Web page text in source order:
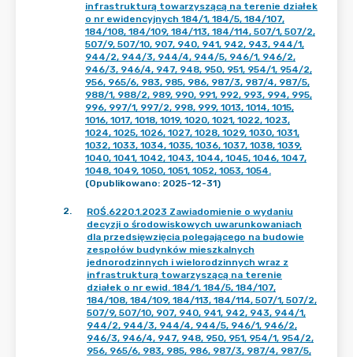
infrastrukturą towarzyszącą na terenie działek
o nr ewidencyjnych 184/1, 184/5, 184/107,
184/108, 184/109, 184/113, 184/114, 507/1, 507/2,
507/9, 507/10, 907, 940, 941, 942, 943, 944/1,
944/2, 944/3, 944/4, 944/5, 946/1, 946/2,
946/3, 946/4, 947, 948, 950, 951, 954/1, 954/2,
956, 965/6, 983, 985, 986, 987/3, 987/4, 987/5,
988/1, 988/2, 989, 990, 991, 992, 993, 994, 995,
996, 997/1, 997/2, 998, 999, 1013, 1014, 1015,
1016, 1017, 1018, 1019, 1020, 1021, 1022, 1023,
1024, 1025, 1026, 1027, 1028, 1029, 1030, 1031,
1032, 1033, 1034, 1035, 1036, 1037, 1038, 1039,
1040, 1041, 1042, 1043, 1044, 1045, 1046, 1047,
1048, 1049, 1050, 1051, 1052, 1053, 1054.
(Opublikowano: 2025-12-31)
2.
ROŚ.6220.1.2023 Zawiadomienie o wydaniu
decyzji o środowiskowych uwarunkowaniach
dla przedsięwzięcia polegającego na budowie
zespołów budynków mieszkalnych
jednorodzinnych i wielorodzinnych wraz z
infrastrukturą towarzyszącą na terenie
działek o nr ewid. 184/1, 184/5, 184/107,
184/108, 184/109, 184/113, 184/114, 507/1, 507/2,
507/9, 507/10, 907, 940, 941, 942, 943, 944/1,
944/2, 944/3, 944/4, 944/5, 946/1, 946/2,
946/3, 946/4, 947, 948, 950, 951, 954/1, 954/2,
956, 965/6, 983, 985, 986, 987/3, 987/4, 987/5,